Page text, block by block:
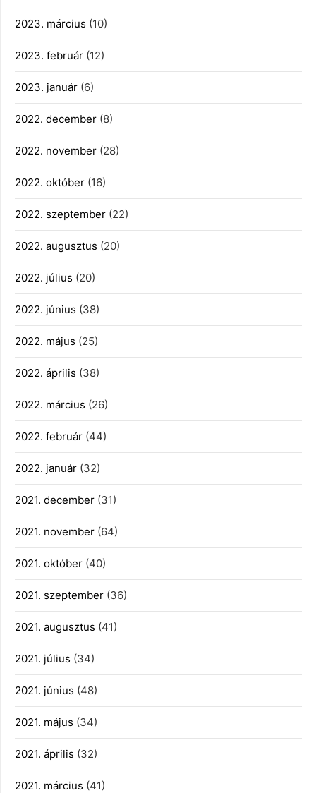
2023. március (10)
2023. február (12)
2023. január (6)
2022. december (8)
2022. november (28)
2022. október (16)
2022. szeptember (22)
2022. augusztus (20)
2022. július (20)
2022. június (38)
2022. május (25)
2022. április (38)
2022. március (26)
2022. február (44)
2022. január (32)
2021. december (31)
2021. november (64)
2021. október (40)
2021. szeptember (36)
2021. augusztus (41)
2021. július (34)
2021. június (48)
2021. május (34)
2021. április (32)
2021. március (41)